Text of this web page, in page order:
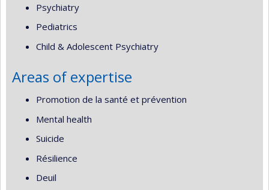
Psychiatry
Pediatrics
Child & Adolescent Psychiatry
Areas of expertise
Promotion de la santé et prévention
Mental health
Suicide
Résilience
Deuil